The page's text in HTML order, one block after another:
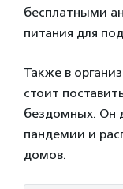
бесплатными
питания для
Также в
стоит
бездомных. Он
пандемии и
домов.